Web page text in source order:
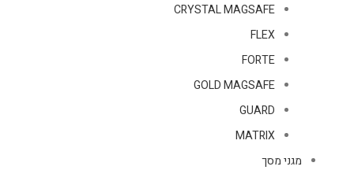
CRYSTAL MAGSAFE
FLEX
FORTE
GOLD MAGSAFE
GUARD
MATRIX
מגני מסך